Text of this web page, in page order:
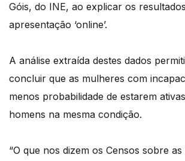
Góis, do INE, ao explicar os
apresentação ‘online’.
A análise extraída destes dados
concluir que as mulheres com
menos probabilidade de estarem
homens na mesma condição.
“O que nos dizem os Censos sobre as